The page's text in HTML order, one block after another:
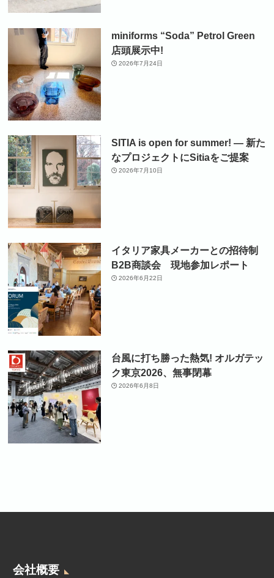
miniforms “Soda” Petrol Green
店頭展示中!
2026年7月24日
SITIA is open for summer! ― 新た
なプロジェクトにSitiaをご提案
2026年7月10日
イタリア家具メーカーとの招待制
B2B商談会 現地参加レポート
2026年6月22日
台風に打ち勝った熱気! オルガテッ
ク東京2026、無事閉幕
2026年6月8日
会社概要